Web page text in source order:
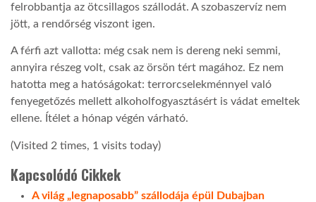
felrobbantja az ötcsillagos szállodát. A szobaszervíz nem
jött, a rendőrség viszont igen.
A férfi azt vallotta: még csak nem is dereng neki semmi,
annyira részeg volt, csak az örsön tért magához. Ez nem
hatotta meg a hatóságokat: terrorcselekménnyel való
fenyegetőzés mellett alkoholfogyasztásért is vádat emeltek
ellene. Ítélet a hónap végén várható.
(Visited 2 times, 1 visits today)
Kapcsolódó Cikkek
A világ „legnaposabb” szállodája épül Dubajban